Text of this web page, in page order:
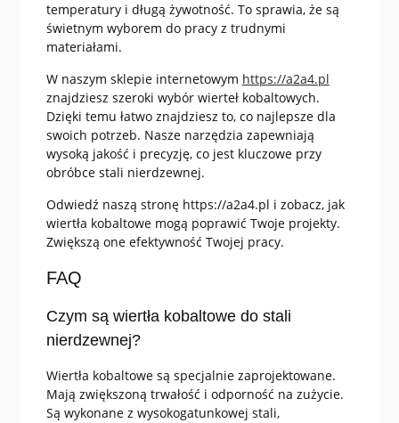
temperatury i długą żywotność. To sprawia, że są
świetnym wyborem do pracy z trudnymi
materiałami.
W naszym sklepie internetowym https://a2a4.pl
znajdziesz szeroki wybór wierteł kobaltowych.
Dzięki temu łatwo znajdziesz to, co najlepsze dla
swoich potrzeb. Nasze narzędzia zapewniają
wysoką jakość i precyzję, co jest kluczowe przy
obróbce stali nierdzewnej.
Odwiedź naszą stronę https://a2a4.pl i zobacz, jak
wiertła kobaltowe mogą poprawić Twoje projekty.
Zwiększą one efektywność Twojej pracy.
FAQ
Czym są wiertła kobaltowe do stali
nierdzewnej?
Wiertła kobaltowe są specjalnie zaprojektowane.
Mają zwiększoną trwałość i odporność na zużycie.
Są wykonane z wysokogatunkowej stali,